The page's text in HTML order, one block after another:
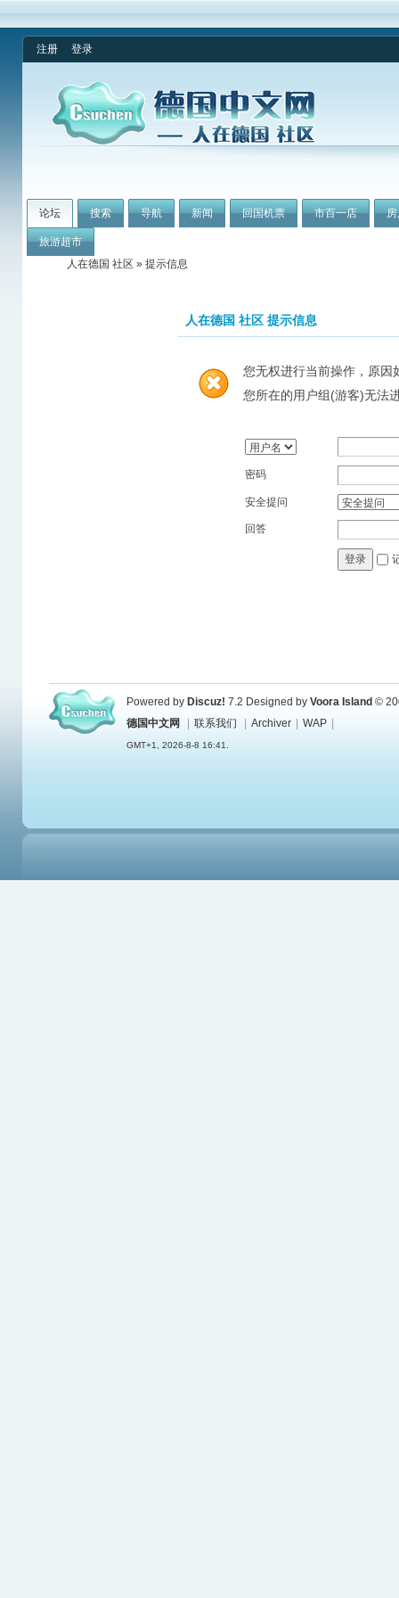
注册 登录
论坛 搜索 导航 新闻 回国机票 市百一店
旅游超市
人在德国 社区 » 提示信息
人在德国 社区 提示信息
您无权进行当前操作，原因
您所在的用户组(游客)无法
密码
安全提问
回答
登录
Powered by Discuz! 7.2 Designed by Voora Island ©
德国中文网
联系我们 Archiver WAP
GMT+1, 2026-8-8 16:41.